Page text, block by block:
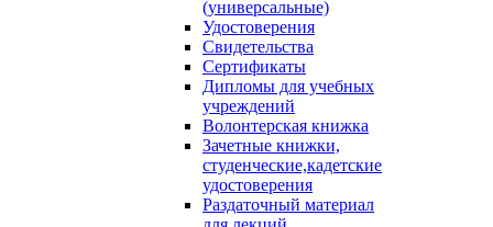
(универсальные)
Удостоверения
Свидетельства
Сертификаты
Дипломы для учебных
учреждений
Волонтерская книжка
Зачетные книжки,
студенческие,кадетские
удостоверения
Раздаточный материал